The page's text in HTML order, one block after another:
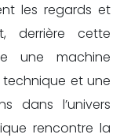
les regards et
derrière cette
une machine
et une
dans l’univers
rencontre la